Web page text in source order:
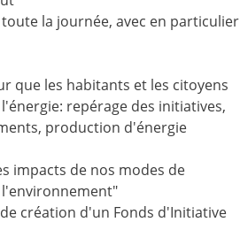
la journée, avec en particulier
que les habitants et les citoyens
repérage des initiatives,
production d'énergie
impacts de nos modes de
création d'un Fonds d'Initiative